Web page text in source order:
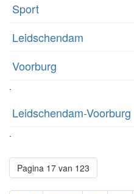
Sport
Leidschendam
Voorburg
.
Leidschendam-Voorburg
.
Pagina 17 van 123